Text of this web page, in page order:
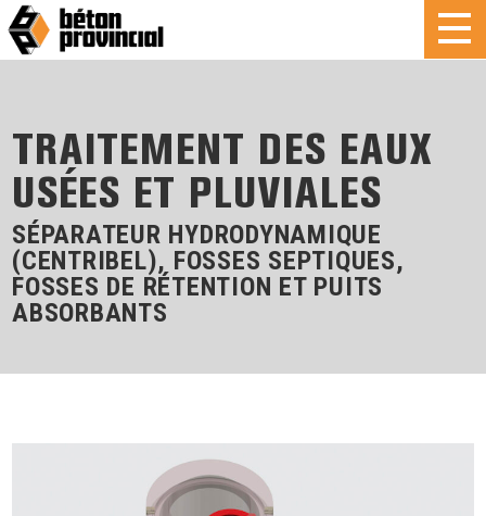
TRAITEMENT DES EAUX
USÉES ET PLUVIALES
SÉPARATEUR HYDRODYNAMIQUE
(CENTRIBEL), FOSSES SEPTIQUES,
FOSSES DE RÉTENTION ET PUITS
ABSORBANTS